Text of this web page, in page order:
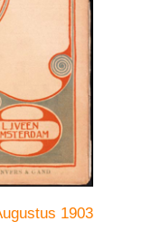
1903